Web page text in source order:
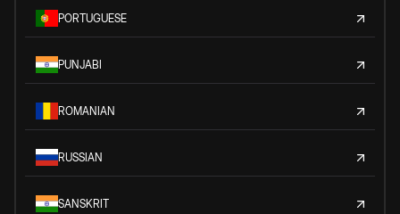
PORTUGUESE
PUNJABI
ROMANIAN
RUSSIAN
SANSKRIT